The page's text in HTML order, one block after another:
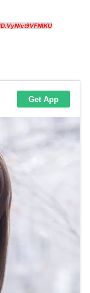
ct9VFNIKU